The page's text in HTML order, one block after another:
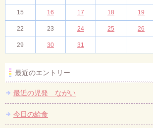
15 16 17 18 19
22 23 24 25 26
29 30 31
最近のエントリー
最近の児発 ながい
今日の給食